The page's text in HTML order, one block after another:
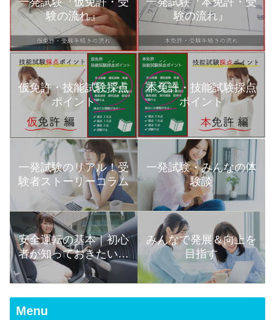
験の流れ』
験の流れ』
仮免許・技能試験採点
ポイント
本免許・技能試験採点
ポイント
一発試験のリアル！受
験者ストーリーコラム
一発試験・みんなの体
験談
安全運転の基本｜初心
者が知っておきたい運
転の知識まとめ
みんなで発展＆向上を
目指す
Menu